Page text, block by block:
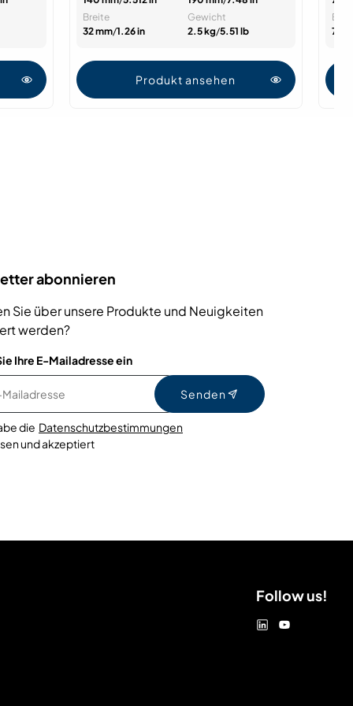
Breite
32 mm/1.26 in
Gewicht
2.5 kg/5.51 lb
Produkt ansehen
abonnieren
Sie über unsere Produkte und Neuigkeiten
werden?
Ihre E-Mailadresse ein
Senden
die Datenschutzbestimmungen
und akzeptiert
Follow us!